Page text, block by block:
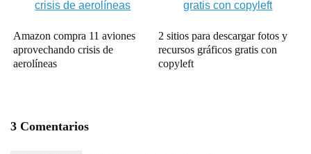
Amazon compra 11 aviones
aprovechando crisis de
aerolíneas
2 sitios para descargar fotos y
recursos gráficos gratis con
copyleft
3 Comentarios